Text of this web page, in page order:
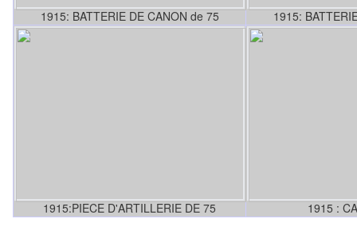
1915: BATTERIE DE CANON de 75 1915:
1915:PIECE D'ARTILLERIE DE 75 1915 :